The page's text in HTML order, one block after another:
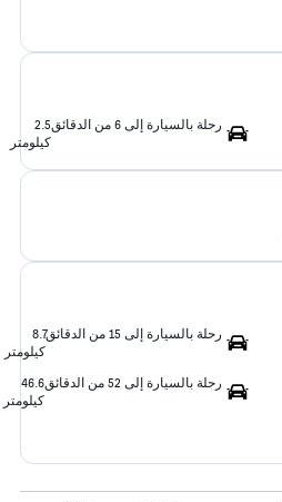
رحلة بالسيارة إلى 6 من الدقائق
2.5
كيلومتر
رحلة بالسيارة إلى 15 من الدقائق
8.7
كيلومتر
رحلة بالسيارة إلى 52 من الدقائق
46.6
كيلومتر